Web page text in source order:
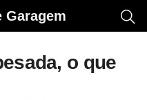
Garagem
o que